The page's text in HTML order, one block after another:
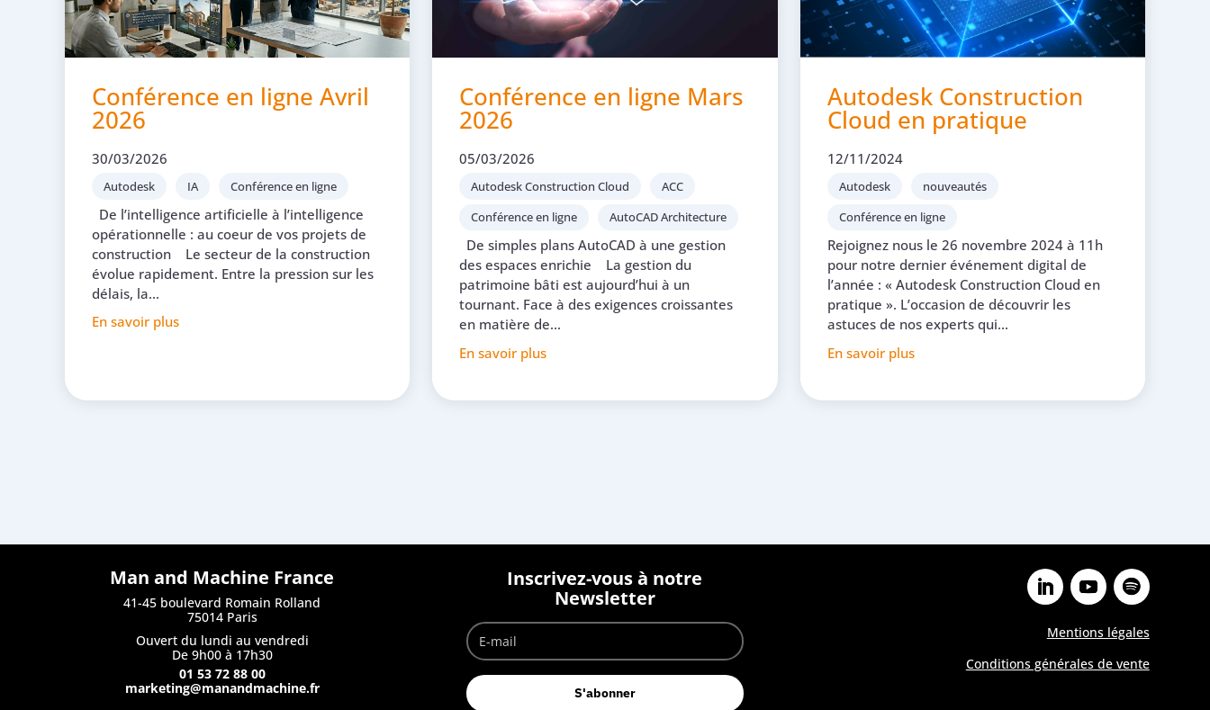
Conférence en ligne Avril
2026
30/03/2026
Autodesk IA Conférence en ligne
De l’intelligence artificielle à l’intelligence
opérationnelle : au coeur de vos projets de
construction Le secteur de la construction
évolue rapidement. Entre la pression sur les
délais, la...
En savoir plus
Conférence en ligne Mars
2026
05/03/2026
Autodesk Construction Cloud
ACC
Conférence en ligne
AutoCAD Architecture
De simples plans AutoCAD à une gestion
des espaces enrichie La gestion du
patrimoine bâti est aujourd’hui à un
tournant. Face à des exigences croissantes
en matière de...
En savoir plus
Autodesk Construction
Cloud en pratique
12/11/2024
Autodesk
nouveautés
Conférence en ligne
Rejoignez nous le 26 novembre 2024 à 11h
pour notre dernier événement digital de
l’année : « Autodesk Construction Cloud en
pratique ». L’occasion de découvrir les
astuces de nos experts qui...
En savoir plus
Man and Machine France
41-45 boulevard Romain Rolland
75014 Paris
Ouvert du lundi au vendredi
De 9h00 à 17h30
01 53 72 88 00
marketing@manandmachine.fr
Inscrivez-vous à notre
Newsletter
S'abonner
Mentions légales
Conditions générales de vente